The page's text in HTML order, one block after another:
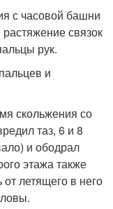
с часовой башни
связок
рук.
и
скольжения со
таз, 6 и 8
и ободрал
этажа также
летящего в него